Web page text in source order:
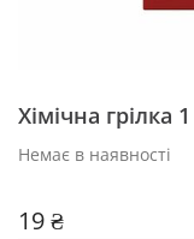
Хімічна грілка
Немає в наявності
19 ₴